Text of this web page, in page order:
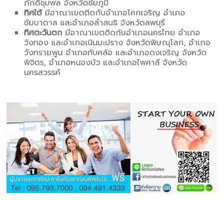
ภักดีชุมพล จังหวัดชัยภูมิ
ทิศใต้มีอาณาเขตติดกับอำเภอโคกเจริญ อำเภอ
ชัยบาดาล และอำเภอลำสนธิ จังหวัดลพบุรี
ทิศตะวันตก มีอาณาเขตติดกับอำเภอนครไทย อำเภอ
วังทอง และอำเภอเนินมะปราง จังหวัดพิษณุโลก, อำเภอ
วังทรายพูน อำเภอทับคล้อ และอำเภอดงเจริญ จังหวัด
พิจิตร, อำเภอหนองบัว และอำเภอไพศาลี จังหวัด
นครสวรรค์